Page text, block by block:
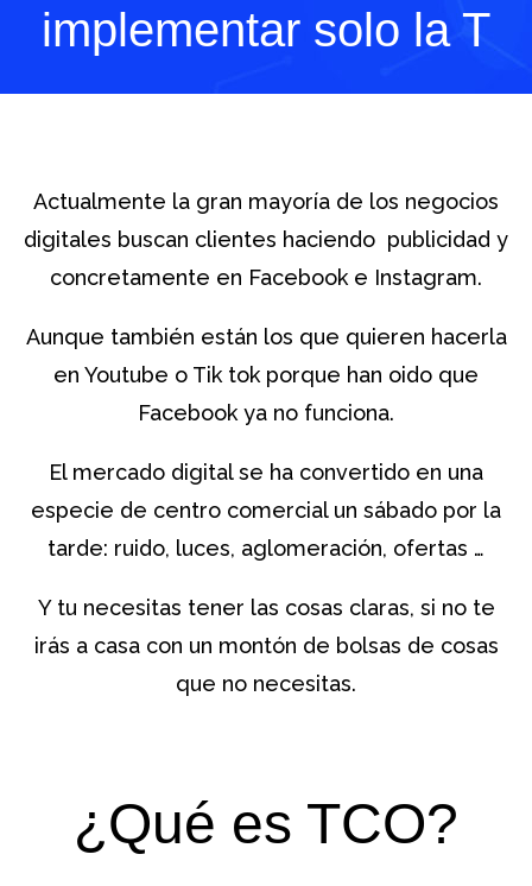
implementar solo la T
Actualmente la gran mayoría de los negocios
digitales buscan clientes haciendo publicidad y
concretamente en Facebook e Instagram.
Aunque también están los que quieren hacerla
en Youtube o Tik tok porque han oido que
Facebook ya no funciona.
El mercado digital se ha convertido en una
especie de centro comercial un sábado por la
tarde: ruido, luces, aglomeración, ofertas …
Y tu necesitas tener las cosas claras, si no te
irás a casa con un montón de bolsas de cosas
que no necesitas.
¿Qué es TCO?